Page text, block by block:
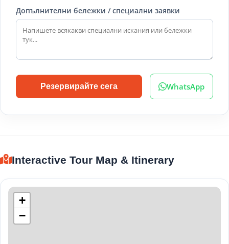
Допълнителни бележки / специални заявки
Резервирайте сега WhatsApp
Interactive Tour Map & Itinerary
+
−